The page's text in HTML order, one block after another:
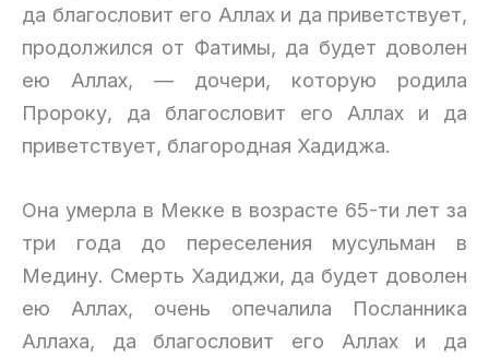
да благословит его Аллах и да приветствует,
продолжился от Фатимы, да будет доволен
ею Аллах, — дочери, которую родила
Пророку, да благословит его Аллах и да
приветствует, благородная Хадиджа.
Она умерла в Мекке в возрасте 65-ти лет за
три года до переселения мусульман в
Медину. Смерть Хадиджи, да будет доволен
ею Аллах, очень опечалила Посланника
Аллаха, да благословит его Аллах и да